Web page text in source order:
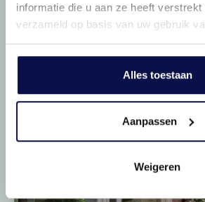
informatie die u aan ze heeft verstrekt
verzameld op basis van uw gebruik
Alles toestaan
Aanpassen
Weigeren
Comfortabel wonen